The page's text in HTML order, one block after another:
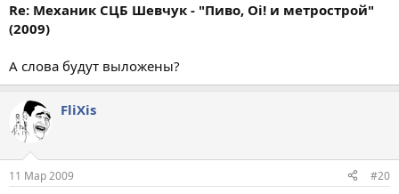
Re: Механик СЦБ Шевчук - "Пиво, Oi! и метрострой"
(2009)
А слова будут выложены?
FliXis
11 Мар 2009 #20